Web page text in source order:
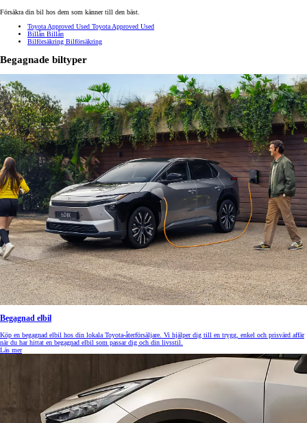
Försäkra din bil hos dem som känner till den bäst.
Toyota Approved Used Toyota Approved Used
Billån Billån
Bilförsäkring Bilförsäkring
Begagnade biltyper
Begagnad elbil
Köp en begagnad elbil hos din lokala Toyota-återförsäljare. Vi hjälper dig till en trygg, enkel och prisvärd affär
när du har hittat en begagnad elbil som passar dig och din livsstil.
Läs mer